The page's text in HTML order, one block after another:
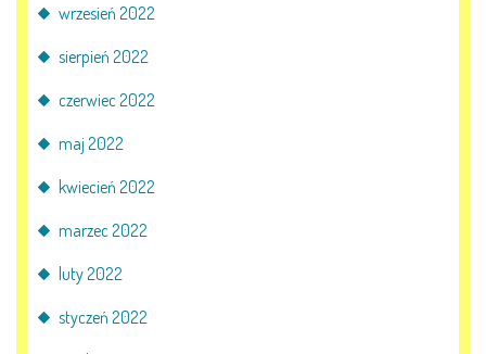
REJESTRACJA KONTA
wrzesień 2022
sierpień 2022
czerwiec 2022
maj 2022
kwiecień 2022
marzec 2022
luty 2022
styczeń 2022